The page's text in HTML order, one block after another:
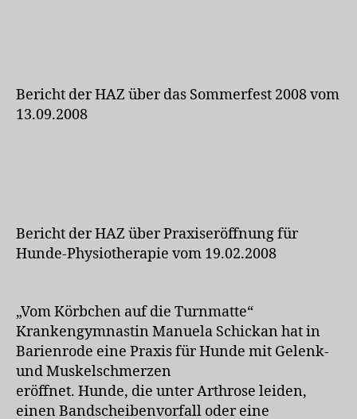
Bericht der HAZ über das Sommerfest 2008 vom
13.09.2008
Bericht der HAZ über Praxiseröffnung für
Hunde-Physiotherapie vom 19.02.2008
„Vom Körbchen auf die Turnmatte“
Krankengymnastin Manuela Schickan hat in
Barienrode eine Praxis für Hunde mit Gelenk-
und Muskelschmerzen
eröffnet. Hunde, die unter Arthrose leiden,
einen Bandscheibenvorfall oder eine